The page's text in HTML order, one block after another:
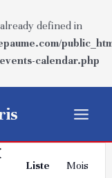
defined in
calendar.php
Menu
de
Liste Mois